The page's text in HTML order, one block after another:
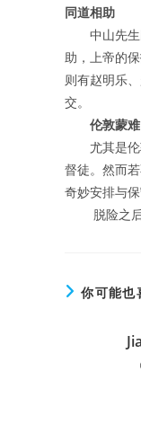
同道相助
中山先生
助，上帝的
则有赵明乐
交。
伦敦蒙难
尤其是伦
督徒。然而
奇妙安排与保
脱险之后
你可能也